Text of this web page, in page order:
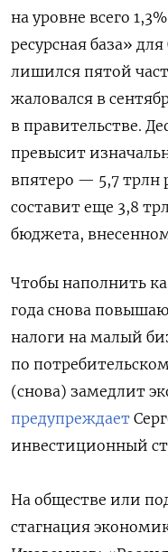
на уровне всего
ресурсная база»
лишился пятой
жаловался в
в правительстве.
превысит
впятеро — 5,7 трлн
составит еще 3,8
бюджета,
Чтобы наполнить
года снова
налоги на малый
по
(снова) замедлит
предупреждает
инвестиционный
На обществе или
стагнация